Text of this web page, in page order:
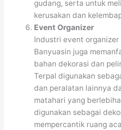
gudang, serta untuk
kerusakan dan
Event Organizer
Industri event
Banyuasin juga
bahan dekorasi dan
Terpal digunakan
dan peralatan lainnya
matahari yang
digunakan sebagai
mempercantik ruang